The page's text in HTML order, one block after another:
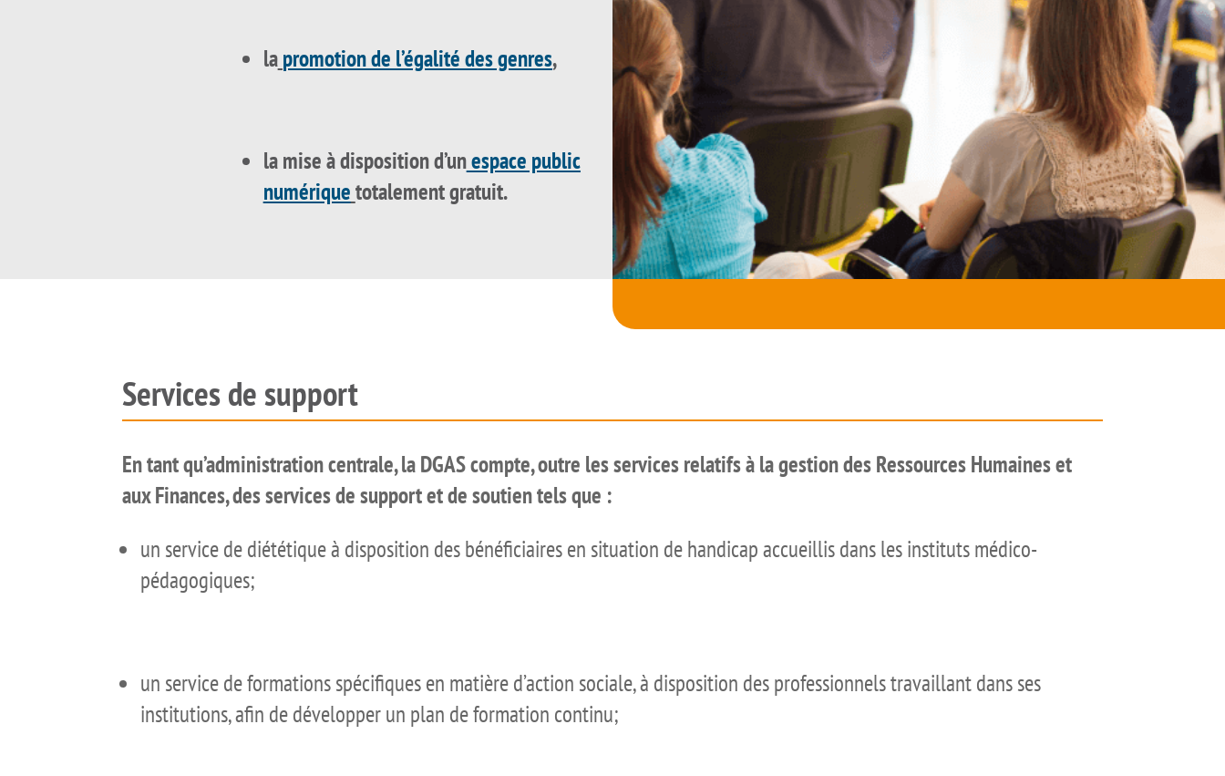
lapromotion de l’égalité des genres,
la mise à disposition d’unespace public
numériquetotalement gratuit.
Services de support
En tant qu’administration centrale, la DGAS compte, outre les services relatifs à la gestion des Ressources Humaines et
aux Finances, des services de support et de soutien tels que :
un service de diététique à disposition des bénéficiaires en situation de handicap accueillis dans les instituts médico-
pédagogiques;
un service de formations spécifiques en matière d’action sociale, à disposition des professionnels travaillant dans ses
institutions, afin de développer un plan de formation continu;